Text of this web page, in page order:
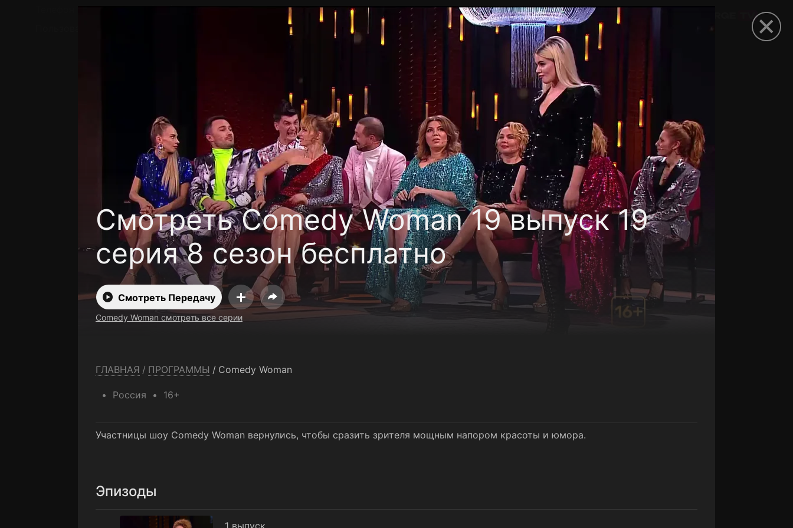
Смотреть Comedy Woman 19 выпуск 19
серия 8 сезон бесплатно
Смотреть Передачу
Comedy Woman смотреть все серии
ГЛАВНАЯ / ПРОГРАММЫ / Comedy Woman
Россия 16+
Участницы шоу Comedy Woman вернулись, чтобы сразить зрителя мощным напором красоты и юмора.
Эпизоды
1 выпуск
1 выпуск
Политика конфиденциальности Открыть приложение Ввести промокод